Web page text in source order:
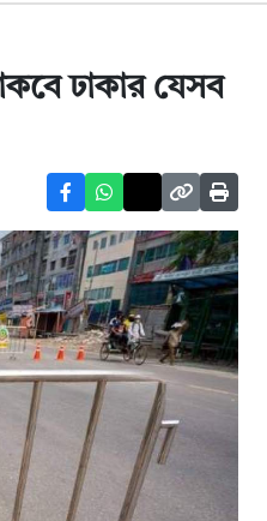
ঢাকার যেসব